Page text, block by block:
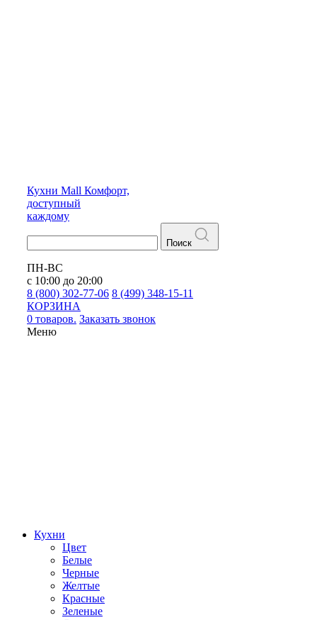
Кухни Mall Комфорт,
доступный
каждому
Поиск
ПН-ВС
с 10:00 до 20:00
8 (800) 302-77-06 8 (499) 348-15-11
КОРЗИНА
0 товаров. Заказать звонок
Меню
Кухни
Цвет
Белые
Черные
Желтые
Красные
Зеленые